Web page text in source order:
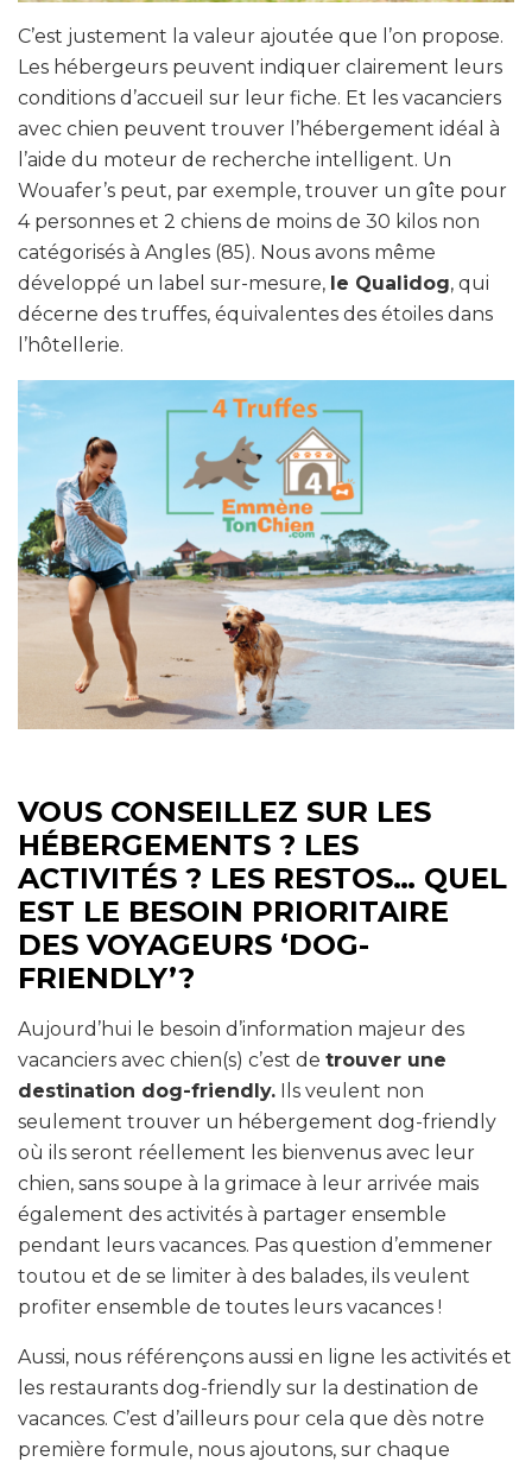
C’est justement la valeur ajoutée que l’on propose.
Les hébergeurs peuvent indiquer clairement leurs
conditions d’accueil sur leur fiche. Et les vacanciers
avec chien peuvent trouver l’hébergement idéal à
l’aide du moteur de recherche intelligent. Un
Wouafer’s peut, par exemple, trouver un gîte pour
4 personnes et 2 chiens de moins de 30 kilos non
catégorisés à Angles (85). Nous avons même
développé un label sur-mesure, le Qualidog, qui
décerne des truffes, équivalentes des étoiles dans
l’hôtellerie.
VOUS CONSEILLEZ SUR LES
HÉBERGEMENTS ? LES
ACTIVITÉS ? LES RESTOS… QUEL
EST LE BESOIN PRIORITAIRE
DES VOYAGEURS ‘DOG-
FRIENDLY’?
Aujourd’hui le besoin d’information majeur des
vacanciers avec chien(s) c’est de trouver une
destination dog-friendly. Ils veulent non
seulement trouver un hébergement dog-friendly
où ils seront réellement les bienvenus avec leur
chien, sans soupe à la grimace à leur arrivée mais
également des activités à partager ensemble
pendant leurs vacances. Pas question d’emmener
toutou et de se limiter à des balades, ils veulent
profiter ensemble de toutes leurs vacances !
Aussi, nous référençons aussi en ligne les activités et
les restaurants dog-friendly sur la destination de
vacances. C’est d’ailleurs pour cela que dès notre
première formule, nous ajoutons, sur chaque